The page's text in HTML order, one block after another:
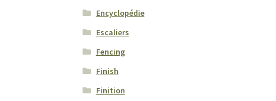
Encyclopédie
Escaliers
Fencing
Finish
Finition